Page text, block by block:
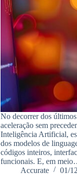
No decorrer dos
aceleração sem
Inteligência Artificial,
dos modelos de
códigos inteiros,
funcionais. E, em
Accurate
01/